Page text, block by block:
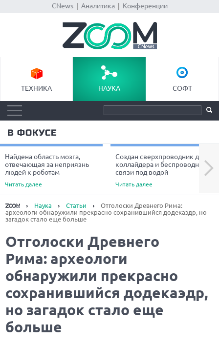
CNews| Аналитика| Конференции
ТЕХНИКА НАУКА СОФТ
В ФОКУСЕ
Найдена область мозга,
отвечающая за неприязнь
людей к роботам
Читать далее
Создан сверхпроводник для
коллайдера и беспроводной
связи под водой
Читать далее
Next
Наука Статьи
Отголоски Древнего Рима:
археологи обнаружили прекрасно сохранившийся додекаэдр, но
загадок стало еще больше
Отголоски Древнего
Рима: археологи
обнаружили прекрасно
сохранившийся додекаэдр,
но загадок стало еще
больше